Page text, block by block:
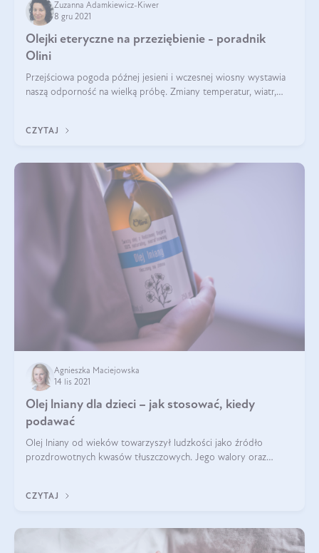
Zuzanna Adamkiewicz-Kiwer
8 gru 2021
Olejki eteryczne na przeziębienie - poradnik
Olini
Przejściowa pogoda późnej jesieni i wczesnej wiosny wystawia
naszą odporność na wielką próbę. Zmiany temperatur, wiatr,
CZYTAJ
Agnieszka Maciejowska
14 lis 2021
Olej lniany dla dzieci – jak stosować, kiedy
podawać
Olej lniany od wieków towarzyszył ludzkości jako źródło
prozdrowotnych kwasów tłuszczowych. Jego walory oraz
CZYTAJ